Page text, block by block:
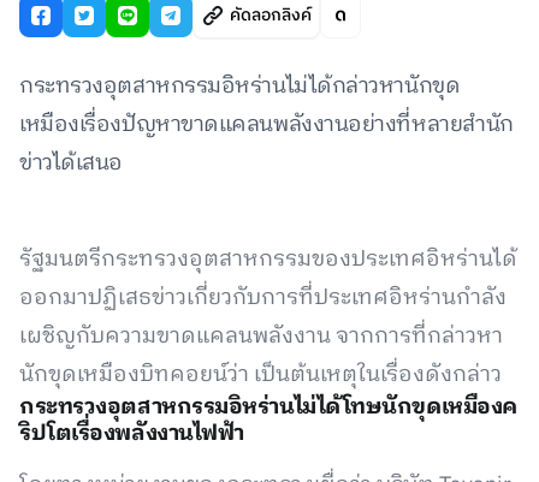
คัดลอกลิงค์
กระทรวงอุตสาหกรรมอิหร่านไม่ได้กล่าวหานักขุด
เหมืองเรื่องปัญหาขาดแคลนพลังงานอย่างที่หลายสำนัก
ข่าวได้เสนอ
รัฐมนตรีกระทรวงอุตสาหกรรมของประเทศอิหร่านได้
ออกมาปฏิเสธข่าวเกี่ยวกับการที่ประเทศอิหร่านกำลัง
เผชิญกับความขาดแคลนพลังงาน จากการที่กล่าวหา
นักขุดเหมืองบิทคอยน์ว่า เป็นต้นเหตุในเรื่องดังกล่าว
กระทรวงอุตสาหกรรมอิหร่านไม่ได้โทษนักขุดเหมืองค
ริปโตเรื่องพลังงานไฟฟ้า